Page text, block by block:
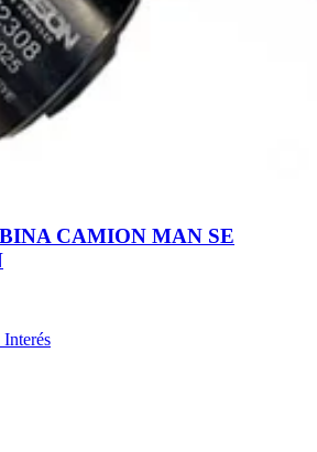
CAMION MAN SE
Interés